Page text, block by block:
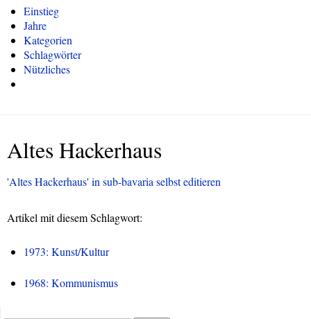
Einstieg
Jahre
Kategorien
Schlagwörter
Nützliches
Altes Hackerhaus
'Altes Hackerhaus' in sub-bavaria selbst editieren
Artikel mit diesem Schlagwort:
1973: Kunst/Kultur
1968: Kommunismus